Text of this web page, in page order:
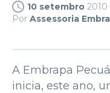
10 setembro
Por Assessoria
A Embrapa
inicia, este ano,